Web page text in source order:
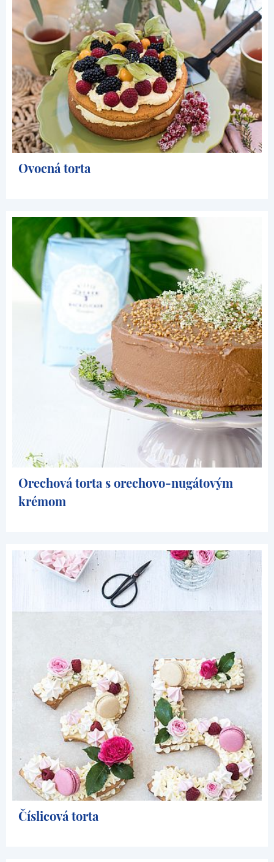
Ovocná torta
Orechová torta s orechovo-nugátovým
krémom
Číslicová torta